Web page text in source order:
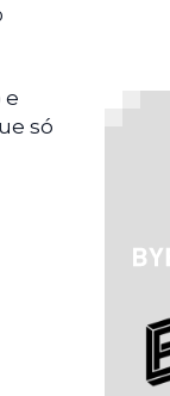
e
só